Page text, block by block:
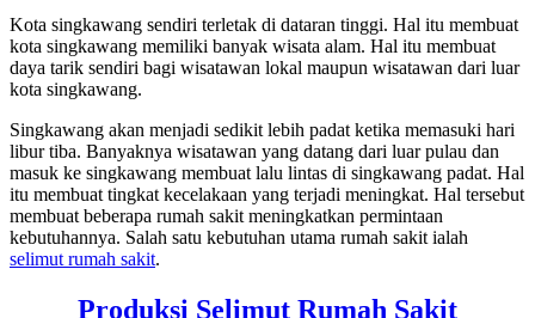
Kota singkawang sendiri terletak di dataran tinggi. Hal itu membuat
kota singkawang memiliki banyak wisata alam. Hal itu membuat
daya tarik sendiri bagi wisatawan lokal maupun wisatawan dari luar
kota singkawang.
Singkawang akan menjadi sedikit lebih padat ketika memasuki hari
libur tiba. Banyaknya wisatawan yang datang dari luar pulau dan
masuk ke singkawang membuat lalu lintas di singkawang padat. Hal
itu membuat tingkat kecelakaan yang terjadi meningkat. Hal tersebut
membuat beberapa rumah sakit meningkatkan permintaan
kebutuhannya. Salah satu kebutuhan utama rumah sakit ialah
selimut rumah sakit.
Produksi Selimut Rumah Sakit